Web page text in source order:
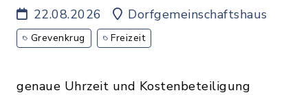
22.08.2026 Dorfgemeinschaftshaus
Grevenkrug Freizeit
genaue Uhrzeit und Kostenbeteiligung